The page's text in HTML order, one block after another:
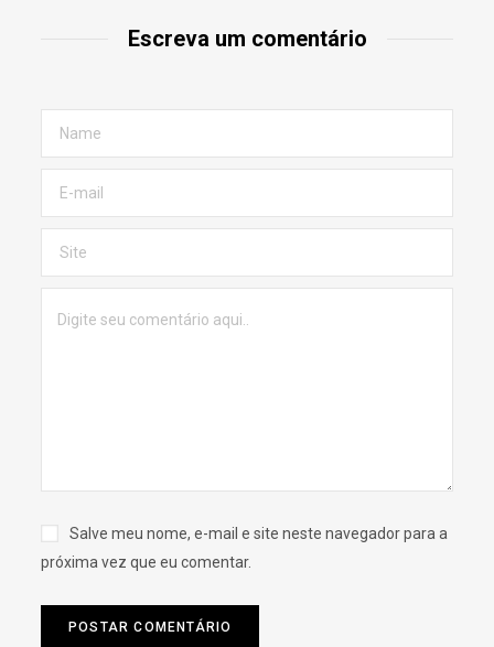
Escreva um comentário
Salve meu nome, e-mail e site neste navegador para a
próxima vez que eu comentar.